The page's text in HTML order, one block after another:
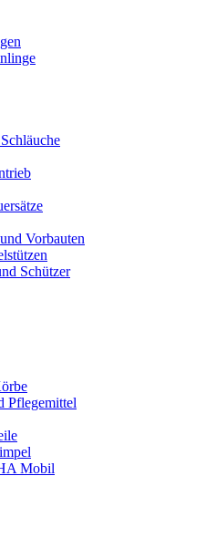
Vorbauten
Schützer
Pflegemittel
Mobil